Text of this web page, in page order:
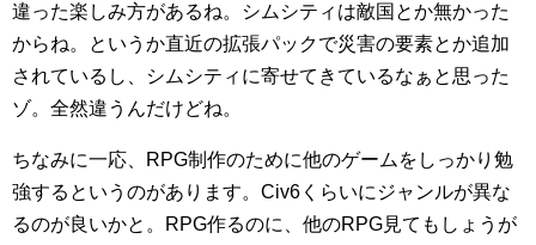
違った楽しみ方があるね。シムシティは敵国とか無かった
からね。というか直近の拡張パックで災害の要素とか追加
されているし、シムシティに寄せてきているなぁと思った
ゾ。全然違うんだけどね。
ちなみに一応、RPG制作のために他のゲームをしっかり勉
強するというのがあります。Civ6くらいにジャンルが異な
るのが良いかと。RPG作るのに、他のRPG見てもしょうが